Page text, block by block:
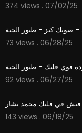
374 views . 07/02/25
- صوتك كنز - طيور الجنة
73 views . 06/28/25
قوي قلبك - طيور الجنة
92 views . 06/27/25
143 views . 06/18/25